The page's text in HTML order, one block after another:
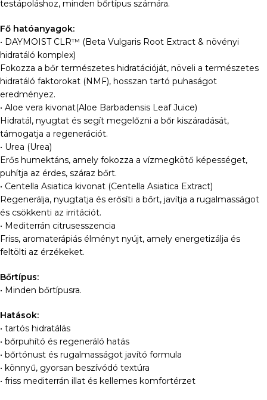
testápoláshoz, minden bőrtípus számára.
Fő hatóanyagok:
• DAYMOIST CLR™ (Beta Vulgaris Root Extract & növényi
hidratáló komplex)
Fokozza a bőr természetes hidratációját, növeli a természetes
hidratáló faktorokat (NMF), hosszan tartó puhaságot
eredményez.
• Aloe vera kivonat(Aloe Barbadensis Leaf Juice)
Hidratál, nyugtat és segít megelőzni a bőr kiszáradását,
támogatja a regenerációt.
• Urea (Urea)
Erős humektáns, amely fokozza a vízmegkötő képességet,
puhítja az érdes, száraz bőrt.
• Centella Asiatica kivonat (Centella Asiatica Extract)
Regenerálja, nyugtatja és erősíti a bőrt, javítja a rugalmasságot
és csökkenti az irritációt.
• Mediterrán citrusesszencia
Friss, aromaterápiás élményt nyújt, amely energetizálja és
feltölti az érzékeket.
Bőrtípus:
• Minden bőrtípusra.
Hatások:
• tartós hidratálás
• bőrpuhító és regeneráló hatás
• bőrtónust és rugalmasságot javító formula
• könnyű, gyorsan beszívódó textúra
• friss mediterrán illat és kellemes komfortérzet